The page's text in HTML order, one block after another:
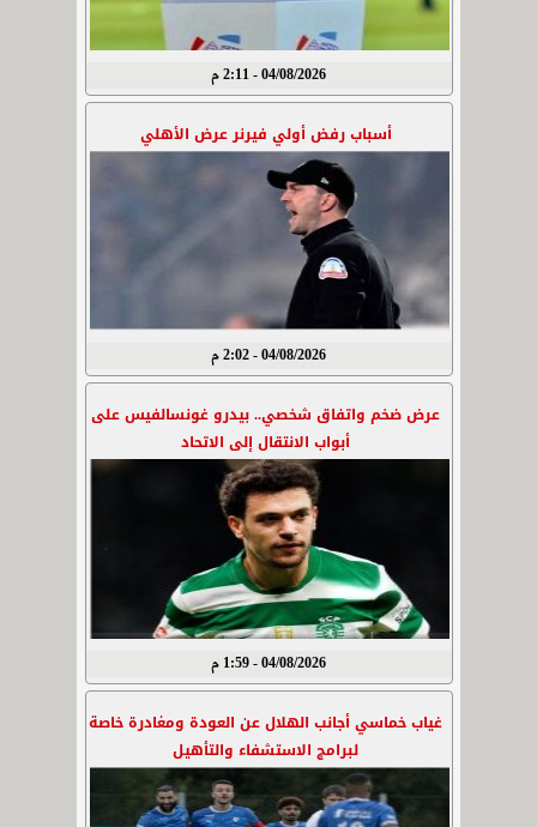
04/08/2026 - 2:11 م
أسباب رفض أولي فيرنر عرض الأهلي
04/08/2026 - 2:02 م
عرض ضخم واتفاق شخصي.. بيدرو غونسالفيس على
أبواب الانتقال إلى الاتحاد
04/08/2026 - 1:59 م
غياب خماسي أجانب الهلال عن العودة ومغادرة خاصة
لبرامج الاستشفاء والتأهيل